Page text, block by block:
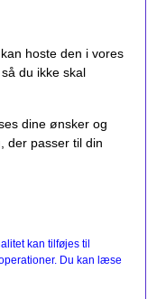
hoste den i vores
du ikke skal
dine ønsker og
der passer til din
kan tilføjes til
Du kan læse